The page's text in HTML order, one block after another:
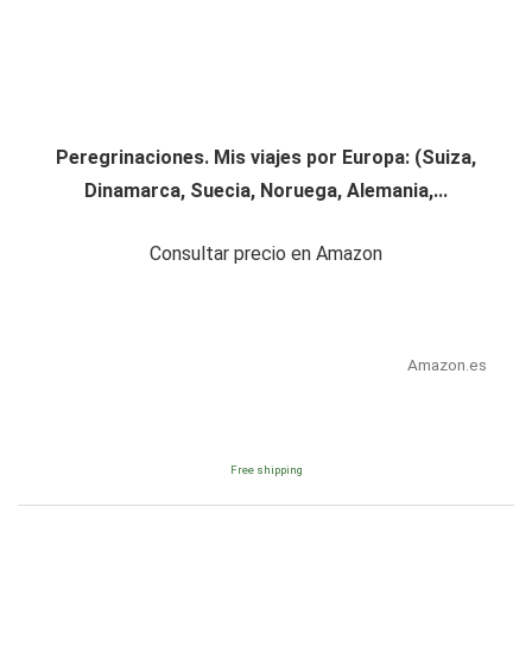
Peregrinaciones. Mis viajes por Europa: (Suiza,
Dinamarca, Suecia, Noruega, Alemania,...
Consultar precio en Amazon
Amazon.es
Free shipping